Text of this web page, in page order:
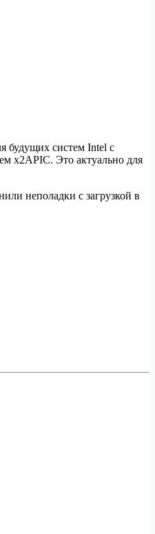
будущих систем Intel с
x2APIC. Это актуально для
неполадки с загрузкой в